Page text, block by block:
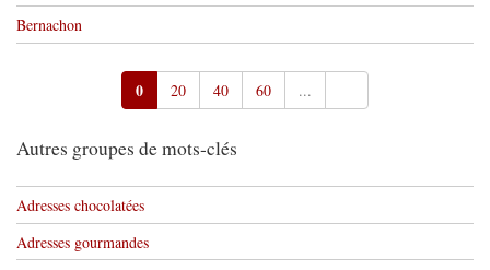
Bernachon
0 20 40 60 ...
Autres groupes de mots-clés
Adresses chocolatées
Adresses gourmandes